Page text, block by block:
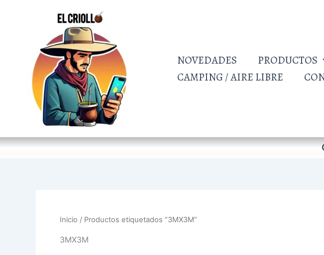
NOVEDADES PRODUCTOS
CAMPING / AIRE LIBRE
Inicio / Productos etiquetados “3MX3M”
3MX3M